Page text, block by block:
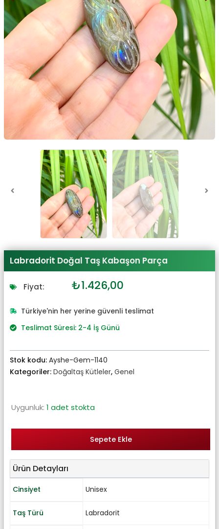
Labradorit Doğal Taş Kabaşon Parça
Fiyat: Orijinal
₺1.568,00.
₺1.426,00
fiyat:
Türkiye'nin her yerine güvenli teslimat
Teslimat Süresi: 2-4 İş Günü
Stok kodu: Ayshe-Gem-1140
Kategoriler: Doğaltaş Kütleler, Genel
Uygunluk: 1 adet stokta
Sepete Ekle
Ürün Detayları
Cinsiyet Unisex
Taş Türü Labradorit